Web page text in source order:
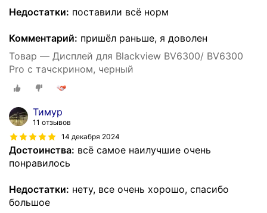
Недостатки: поставили всё норм
Комментарий: пришёл раньше, я доволен
Товар — Дисплей для Blackview BV6300/ BV6300
Pro с тачскрином, черный
Тимур
11 отзывов
14 декабря 2024
Достоинства: всё самое наилучшие очень
понравилось
Недостатки: нету, все очень хорошо, спасибо
большое